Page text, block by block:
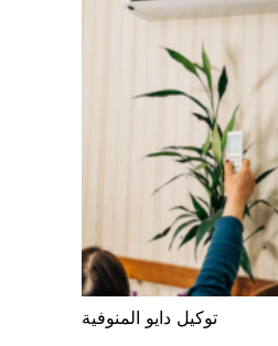
توكيل دايو المنوفية